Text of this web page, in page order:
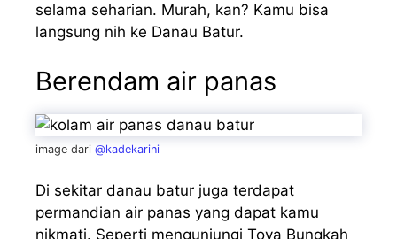
selama seharian. Murah, kan? Kamu bisa
langsung nih ke Danau Batur.
Berendam air panas
image dari @kadekarini
Di sekitar danau batur juga terdapat
permandian air panas yang dapat kamu
nikmati. Seperti mengunjungi Toya Bungkah